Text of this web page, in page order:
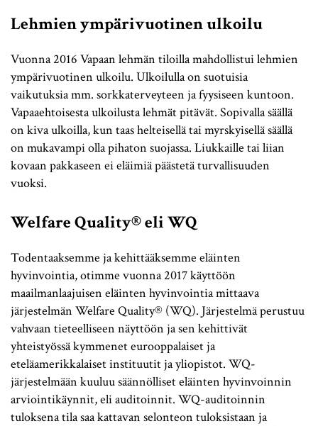
Lehmien ympärivuotinen ulkoilu
Vuonna 2016 Vapaan lehmän tiloilla mahdollistui lehmien
ympärivuotinen ulkoilu. Ulkoilulla on suotuisia
vaikutuksia mm. sorkkaterveyteen ja fyysiseen kuntoon.
Vapaaehtoisesta ulkoilusta lehmät pitävät. Sopivalla säällä
on kiva ulkoilla, kun taas helteisellä tai myrskyisellä säällä
on mukavampi olla pihaton suojassa. Liukkaille tai liian
kovaan pakkaseen ei eläimiä päästetä turvallisuuden
vuoksi.
Welfare Quality® eli WQ
Todentaaksemme ja kehittääksemme eläinten
hyvinvointia, otimme vuonna 2017 käyttöön
maailmanlaajuisen eläinten hyvinvointia mittaava
järjestelmän Welfare Quality® (WQ). Järjestelmä perustuu
vahvaan tieteelliseen näyttöön ja sen kehittivät
yhteistyössä kymmenet eurooppalaiset ja
eteläamerikkalaiset instituutit ja yliopistot. WQ-
järjestelmään kuuluu säännölliset eläinten hyvinvoinnin
arviointikäynnit, eli auditoinnit. WQ-auditoinnin
tuloksena tila saa kattavan selonteon tuloksistaan ja